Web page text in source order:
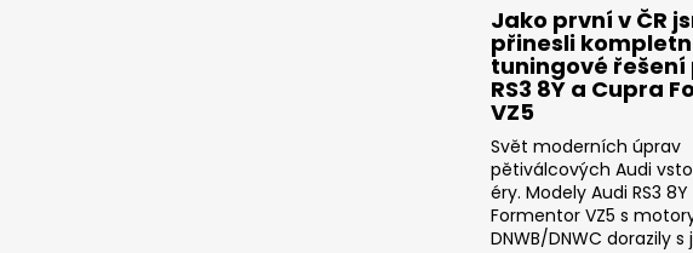
Jako první v ČR
přinesli
tuningové řešení
RS3 8Y a Cupra
VZ5
Svět moderních úprav
pětiválcových Audi
éry. Modely Audi RS3
Formentor VZ5 s motory
DNWB/DNWC dorazily s